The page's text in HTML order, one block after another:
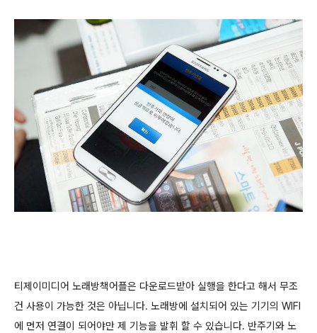
티제이미디어 노래방책어플은 다운로드받아 실행을 한다고 해서 무조
건 사용이 가능한 것은 아닙니다. 노래방에 설치되어 있는 기기의 WIFI
에 먼저 연결이 되어야만 제 기능을 발휘 할 수 있습니다. 반주기와 노